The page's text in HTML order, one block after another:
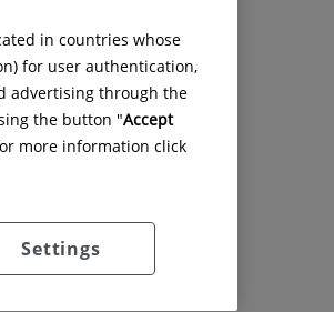
in countries whose
for user authentication,
advertising through the
the button "Accept
more information click
Settings